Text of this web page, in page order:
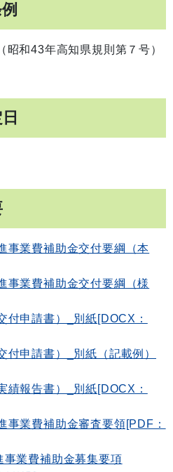
和43年高知県規則第７号）
事業費補助金交付要綱（本
事業費補助金交付要綱（様
付申請書）_別紙[DOCX：
付申請書）_別紙（記載例）
績報告書）_別紙[DOCX：
事業費補助金審査要領[PDF：
業費補助金募集要項